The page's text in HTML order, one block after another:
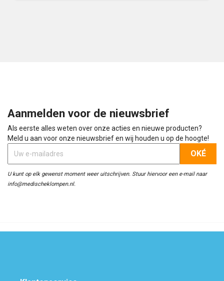
Aanmelden voor de nieuwsbrief
Als eerste alles weten over onze acties en nieuwe producten?
Meld u aan voor onze nieuwsbrief en wij houden u op de hoogte!
U kunt op elk gewenst moment weer uitschrijven. Stuur hiervoor een e-mail naar
info@medischeklompen.nl.